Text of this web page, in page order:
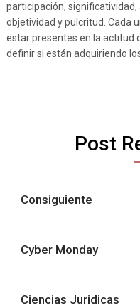
participación,
objetividad y pulcritud. Cada
estar presentes en la actitud
definir si están adquiriendo
Post
Consiguiente
Cyber Monday
Ciencias Juridicas